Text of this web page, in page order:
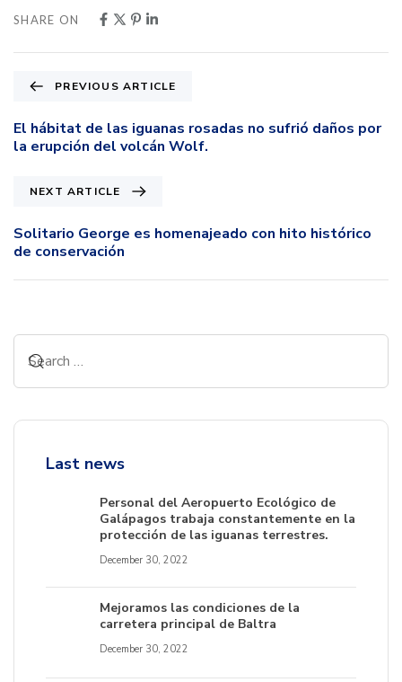
SHARE ON
PREVIOUS ARTICLE
El hábitat de las iguanas rosadas no sufrió daños por
la erupción del volcán Wolf.
NEXT ARTICLE
Solitario George es homenajeado con hito histórico
de conservación
Last news
Personal del Aeropuerto Ecológico de
Galápagos trabaja constantemente en la
protección de las iguanas terrestres.
December 30, 2022
Mejoramos las condiciones de la
carretera principal de Baltra
December 30, 2022